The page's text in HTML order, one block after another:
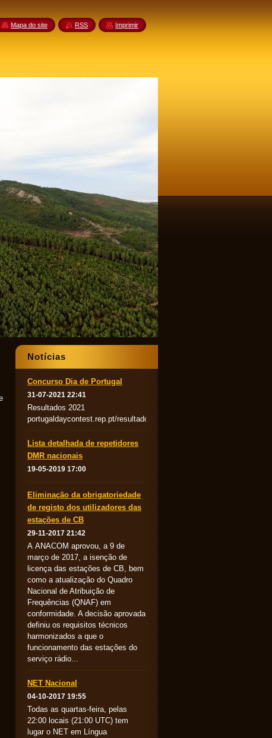
Notícias
Concurso Dia de Portugal
31-07-2021 22:41
Resultados 2021
portugaldaycontest.rep.pt/resultados.php
Lista detalhada de repetidores
DMR nacionais
19-05-2019 17:00
Eliminação da obrigatoriedade
de registo dos utilizadores das
estações de CB
29-11-2017 21:42
A ANACOM aprovou, a 9 de
março de 2017, a isenção de
licença das estações de CB, bem
como a atualização do Quadro
Nacional de Atribuição de
Frequências (QNAF) em
conformidade. A decisão aprovada
definiu os requisitos técnicos
harmonizados a que o
funcionamento das estações do
serviço rádio...
NET Nacional
04-10-2017 19:55
Todas as quartas-feira, pelas
22:00 locais (21:00 UTC) tem
lugar o NET em Língua
Mapa do site RSS Imprimir